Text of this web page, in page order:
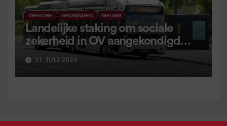
DRENTHE GRONINGEN NIEUWS
Landelijke staking om sociale
zekerheid in OV aangekondigd
voor 9 september
31 JULI 2026